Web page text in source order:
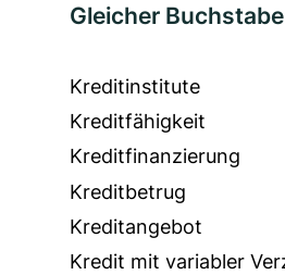
Gleicher Buchstabe
Kreditinstitute
Kreditfähigkeit
Kreditfinanzierung
Kreditbetrug
Kreditangebot
Kredit mit variabler